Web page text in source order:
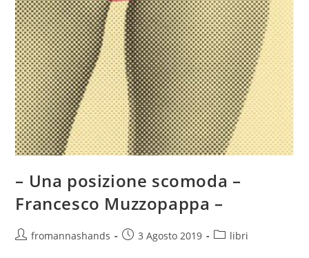
– Una posizione scomoda –
Francesco Muzzopappa –
Autorefromannashands
Articolo3 Agosto 2019
Categoria
libri